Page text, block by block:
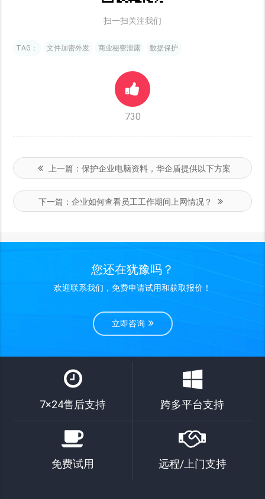
扫一扫关注我们
TAG： 文件加密外发 商业秘密泄露 数据保护
730
上一篇： 保护企业电脑资料，华企盾提供以下方案
下一篇：企业如何查看员工工作期间上网情况？
您还在犹豫吗？
欢迎联系我们，免费申请试用和获取报价！
立即咨询
7×24售后支持 跨多平台支持
免费试用 远程/上门支持